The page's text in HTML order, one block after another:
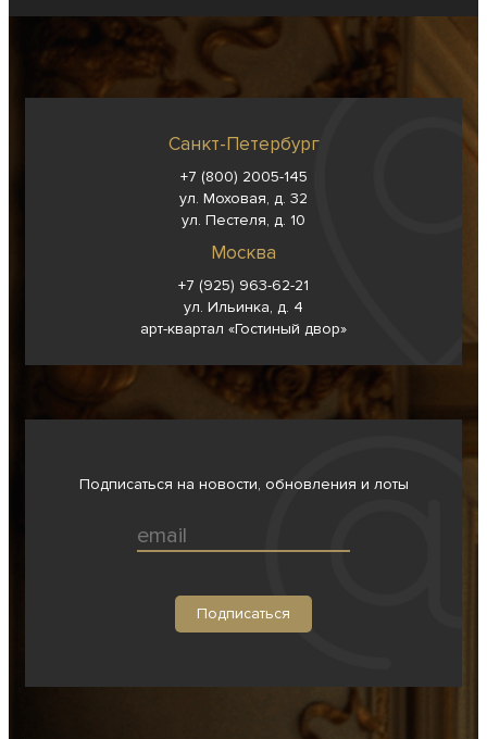
Санкт-Петербург
+7 (800) 2005-145
ул. Моховая, д. 32
ул. Пестеля, д. 10
Москва
+7 (925) 963-62-21
ул. Ильинка, д. 4
арт-квартал «Гостиный двор»
Подписаться на новости, обновления и лоты